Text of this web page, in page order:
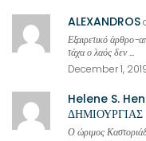
ALEXANDROS
Εξαιρετικό άρθρο-
τάχα ο λαός δεν ...
December 1,
Helene S.
ΔΗΜΙΟΥΡΓΙΑΣ
Ο ώριμος